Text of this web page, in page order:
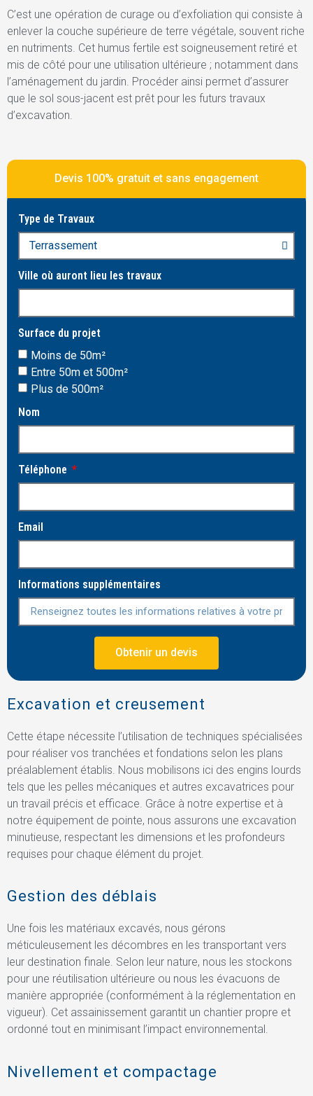
C’est une opération de curage ou d’exfoliation qui consiste à
enlever la couche supérieure de terre végétale, souvent riche
en nutriments. Cet humus fertile est soigneusement retiré et
mis de côté pour une utilisation ultérieure ; notamment dans
l’aménagement du jardin. Procéder ainsi permet d’assurer
que le sol sous-jacent est prêt pour les futurs travaux
d’excavation.
Devis 100% gratuit et sans engagement
Type de Travaux
Ville où auront lieu les travaux
Surface du projet
Moins de 50m²
Entre 50m et 500m²
Plus de 500m²
Nom
Téléphone
Email
Informations supplémentaires
Obtenir un devis
Excavation et creusement
Cette étape nécessite l’utilisation de techniques spécialisées
pour réaliser vos tranchées et fondations selon les plans
préalablement établis. Nous mobilisons ici des engins lourds
tels que les pelles mécaniques et autres excavatrices pour
un travail précis et efficace. Grâce à notre expertise et à
notre équipement de pointe, nous assurons une excavation
minutieuse, respectant les dimensions et les profondeurs
requises pour chaque élément du projet.
Gestion des déblais
Une fois les matériaux excavés, nous gérons
méticuleusement les décombres en les transportant vers
leur destination finale. Selon leur nature, nous les stockons
pour une réutilisation ultérieure ou nous les évacuons de
manière appropriée (conformément à la réglementation en
vigueur). Cet assainissement garantit un chantier propre et
ordonné tout en minimisant l’impact environnemental.
Nivellement et compactage